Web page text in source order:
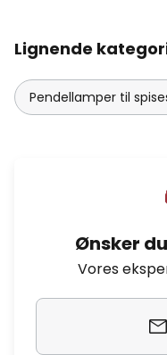
Lignende
Pendellamper til
Ønsker
Vores